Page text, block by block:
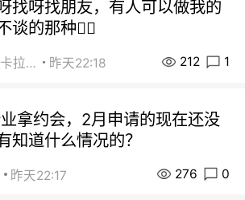
找呀找朋友，有人可以做我的
的那种😮‍💨
巴黎小卡拉咪 昨天22:18 212 1
拿约会，2月申请的现在还没
知道什么情况的？
昨天22:17 276 0